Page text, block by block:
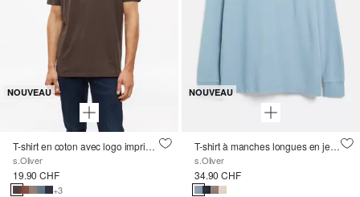
NOUVEAU
T-shirt en coton avec logo imprimé et col en V
s.Oliver
19.90 CHF
+3
NOUVEAU
T-shirt à manches longues en jersey gaufré
s.Oliver
34.90 CHF